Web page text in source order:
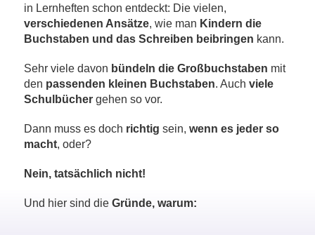
in Lernheften schon entdeckt: Die vielen,
verschiedenen Ansätze, wie man Kindern die
Buchstaben und das Schreiben beibringen kann.
Sehr viele davon bündeln die Großbuchstaben mit
den passenden kleinen Buchstaben. Auch viele
Schulbüchergehen so vor.
Dann muss es doch richtig sein, wenn es jeder so
macht, oder?
Nein, tatsächlich nicht!
Und hier sind dieGründe, warum: